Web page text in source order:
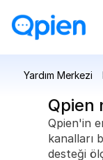
Yardım Merkezi
Qpien
Qpien'in
kanalları
desteği